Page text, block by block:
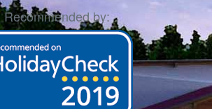
Recommended by: